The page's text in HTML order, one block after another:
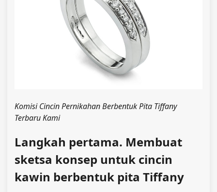
Komisi Cincin Pernikahan Berbentuk Pita Tiffany
Terbaru Kami
Langkah pertama. Membuat
sketsa konsep untuk cincin
kawin berbentuk pita Tiffany